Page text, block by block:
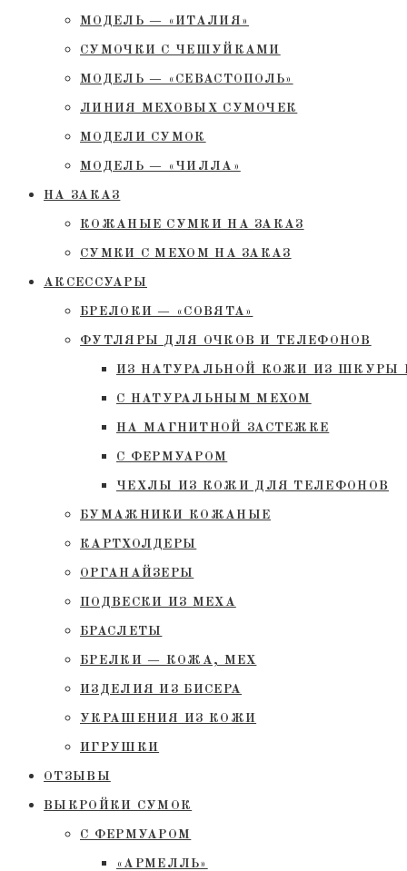
МОДЕЛЬ — «ИТАЛИЯ»
СУМОЧКИ С ЧЕШУЙКАМИ
МОДЕЛЬ — «СЕВАСТОПОЛЬ»
ЛИНИЯ МЕХОВЫХ СУМОЧЕК
МОДЕЛИ СУМОК
МОДЕЛЬ — «ЧИЛЛА»
НА ЗАКАЗ
КОЖАНЫЕ СУМКИ НА ЗАКАЗ
СУМКИ С МЕХОМ НА ЗАКАЗ
АКСЕССУАРЫ
БРЕЛОКИ — «СОВЯТА»
ФУТЛЯРЫ ДЛЯ ОЧКОВ И ТЕЛЕФОНОВ
ИЗ НАТУРАЛЬНОЙ КОЖИ ИЗ ШКУРЫ
С НАТУРАЛЬНЫМ МЕХОМ
НА МАГНИТНОЙ ЗАСТЕЖКЕ
С ФЕРМУАРОМ
ЧЕХЛЫ ИЗ КОЖИ ДЛЯ ТЕЛЕФОНОВ
БУМАЖНИКИ КОЖАНЫЕ
КАРТХОЛДЕРЫ
ОРГАНАЙЗЕРЫ
ПОДВЕСКИ ИЗ МЕХА
БРАСЛЕТЫ
БРЕЛКИ — КОЖА, МЕХ
ИЗДЕЛИЯ ИЗ БИСЕРА
УКРАШЕНИЯ ИЗ КОЖИ
ИГРУШКИ
ОТЗЫВЫ
ВЫКРОЙКИ СУМОК
С ФЕРМУАРОМ
«АРМЕЛЛЬ»